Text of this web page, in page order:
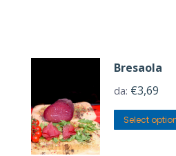
Bresaola
da: €3,69
Select